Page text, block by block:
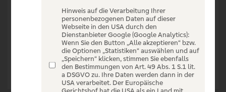
Zur Startseite
Hinweis auf die Verarbeitung Ihrer
personenbezogenen Daten auf dieser
Webseite in den USA durch den
Dienstanbieter Google (Google Analytics):
Wenn Sie den Button „Alle akzeptieren“ bzw.
die Optionen „Statistiken“ auswählen und auf
„Speichern“ klicken, stimmen Sie ebenfalls
den Bestimmungen von Art. 49 Abs. 1 S.1 lit.
a DSGVO zu. Ihre Daten werden dann in der
USA verarbeitet. Der Europäische